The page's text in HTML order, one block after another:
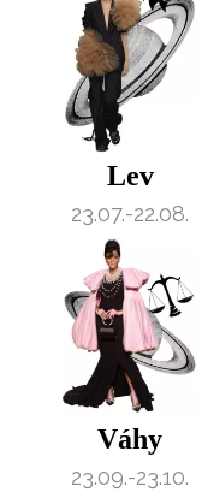
Lev
23.07.-22.08.
Váhy
23.09.-23.10.